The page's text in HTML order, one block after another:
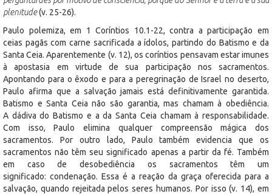
plenitude(v. 25-26).
Paulo polemiza, em 1 Coríntios 10.1-22, contra a participação em
ceias pagãs com carne sacrificada a ídolos, partindo do Batismo e da
Santa Ceia. Aparentemente (v. 12), os coríntios pensavam estar imunes
à apostasia em virtude de sua participação nos sacramentos.
Apontando para o êxodo e para a peregrinação de Israel no deserto,
Paulo afirma que a salvação jamais está definitivamente garantida.
Batismo e Santa Ceia não são garantia, mas chamam à obediência.
A dádiva do Batismo e a da Santa Ceia chamam à responsabilidade.
Com isso, Paulo elimina qualquer compreensão mágica dos
sacramentos. Por outro lado, Paulo também evidencia que os
sacramentos não têm seu significado apenas a partir da fé. Também
em caso de desobediência os sacramentos têm um
significado: condenação. Essa é a reação da graça oferecida para a
salvação, quando rejeitada pelos seres humanos. Por isso (v. 14), em